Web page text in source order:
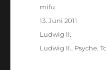
Autor
mifu
Veröffentlicht
13. Juni 2011
Kategorien
Ludwig II.
Schlagwörter
Ludwig II., Psyche,